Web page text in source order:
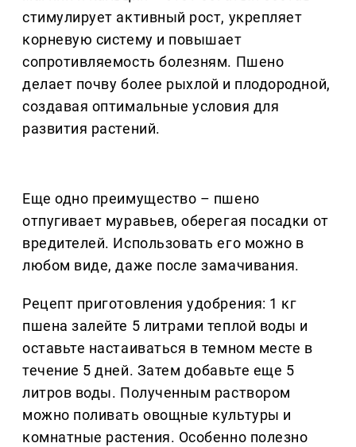
стимулирует активный рост, укрепляет
корневую систему и повышает
сопротивляемость болезням. Пшено
делает почву более рыхлой и плодородной,
создавая оптимальные условия для
развития растений.
Еще одно преимущество – пшено
отпугивает муравьев, оберегая посадки от
вредителей. Использовать его можно в
любом виде, даже после замачивания.
Рецепт приготовления удобрения: 1 кг
пшена залейте 5 литрами теплой воды и
оставьте настаиваться в темном месте в
течение 5 дней. Затем добавьте еще 5
литров воды. Полученным раствором
можно поливать овощные культуры и
комнатные растения. Особенно полезно